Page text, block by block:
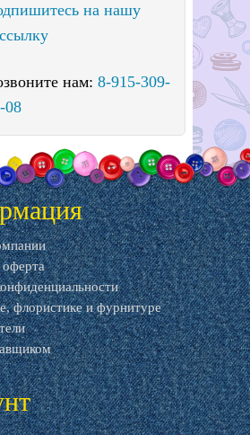
на нашу
нам: 8-915-309-
08
флористике и фурнитуре